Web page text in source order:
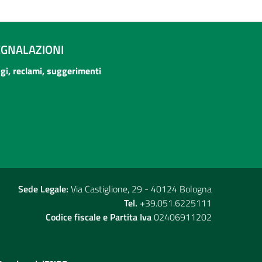
reclami, suggerimenti
Sede Legale: Via Castiglione, 29 - 40124 Bologna
Tel. +39.051.6225111
Codice fiscale e Partita Iva02406911202